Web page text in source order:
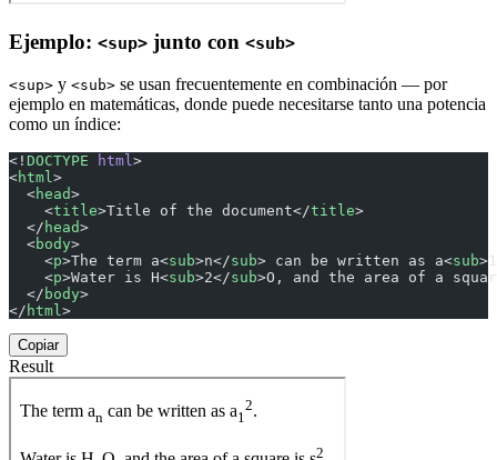
Ejemplo: <sup> junto con <sub>
<sup> y <sub> se usan frecuentemente en combinación — por
ejemplo en matemáticas, donde puede necesitarse tanto una potencia
como un índice:
<! DOCTYPE html>
<html>
  <
head>
    <
title>Title of the document</title>
  </
head>
  <
body>
    <
p>The term a<sub>n</sub> can be written as a<sub
    <
p>Water is H<sub>2</sub>O, and the area of a
  </
body>
</ html>
Copiar
Result